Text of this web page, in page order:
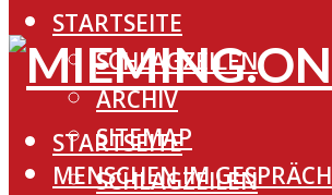
STARTSEITE
SCHLAGZEILEN
ARCHIV
SITEMAP
MENSCHEN IM GESPRÄCH
STARTSEITE
SCHLAGZEILEN